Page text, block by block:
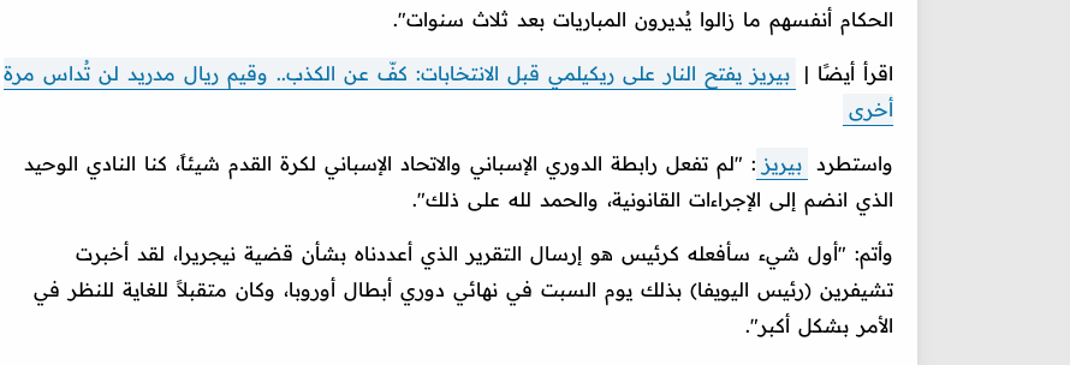
الحكام أنفسهم ما زالوا يُديرون المباريات بعد ثلاث سنوات".
اقرأ أيضًا |
بيريز يفتح النار على ريكيلمي قبل الانتخابات: كفّ عن الكذب.. وقيم ريال مدريد لن تُداس مرة
أخرى
واستطرد بيريز : "لم تفعل رابطة الدوري الإسباني والاتحاد الإسباني لكرة القدم شيئاً، كنا النادي الوحيد
الذي انضم إلى الإجراءات القانونية، والحمد لله على ذلك".
وأتم: "أول شيء سأفعله كرئيس هو إرسال التقرير الذي أعددناه بشأن قضية نيجريرا، لقد أخبرت
تشيفرين (رئيس اليويفا) بذلك يوم السبت في نهائي دوري أبطال أوروبا، وكان متقبلاً للغاية للنظر في
الأمر بشكل أكبر".